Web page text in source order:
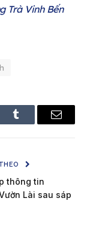
Trà Vinh Bến
Tumblr Email
thông tin
Lài sau sáp